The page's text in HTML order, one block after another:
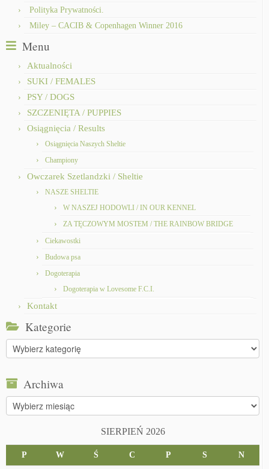
Polityka Prywatności.
Miley – CACIB & Copenhagen Winner 2016
Menu
Aktualności
SUKI / FEMALES
PSY / DOGS
SZCZENIĘTA / PUPPIES
Osiągnięcia / Results
Osiągnięcia Naszych Sheltie
Championy
Owczarek Szetlandzki / Sheltie
NASZE SHELTIE
W NASZEJ HODOWLI / IN OUR KENNEL
ZA TĘCZOWYM MOSTEM / THE RAINBOW BRIDGE
Ciekawostki
Budowa psa
Dogoterapia
Dogoterapia w Lovesome F.C.I.
Kontakt
Kategorie
Kategorie
Archiwa
Archiwa
SIERPIEŃ 2026
P W Ś C P S N